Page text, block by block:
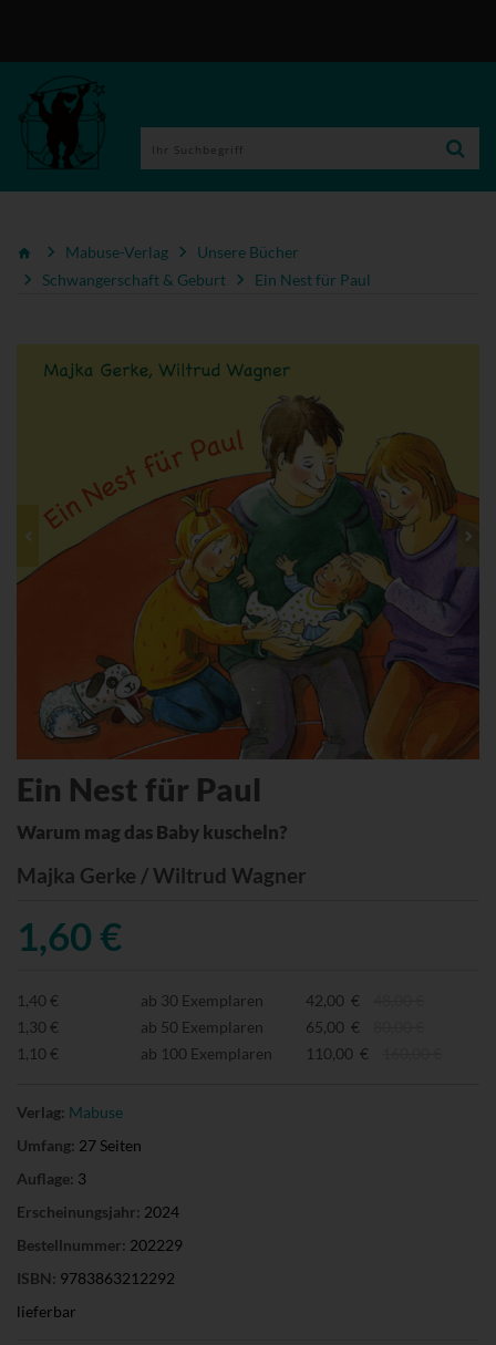
Mabuse-Verlag
Unsere Bücher
Schwangerschaft & Geburt
Ein Nest für Paul
Ein Nest für Paul
Warum mag das Baby kuscheln?
Majka Gerke / Wiltrud Wagner
1,60 €
1,40 € ab 30 Exemplaren 42,00 €
1,30 €
ab 50 Exemplaren 65,00 €
1,10 €
ab 100 Exemplaren 110,00 €
Verlag: Mabuse
Umfang: 27 Seiten
Auflage: 3
Erscheinungsjahr: 2024
Bestellnummer: 202229
ISBN: 9783863212292
lieferbar